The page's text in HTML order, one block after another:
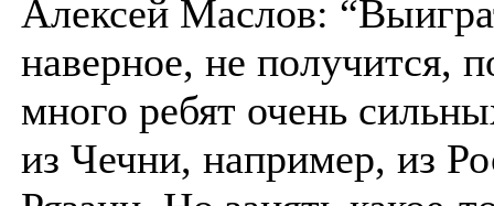
Алексей Маслов:
наверное, не получится,
много ребят очень
из Чечни, например, из